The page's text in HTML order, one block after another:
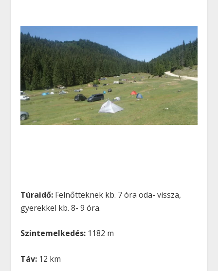
Túraidő: Felnőtteknek kb. 7 óra oda- vissza,
gyerekkel kb. 8- 9 óra.
Szintemelkedés: 1182 m
Táv: 12 km